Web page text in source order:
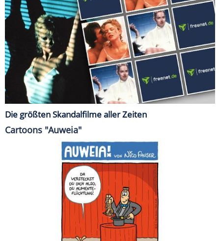
Die größten Skandalfilme aller Zeiten
Cartoons "Auweia"